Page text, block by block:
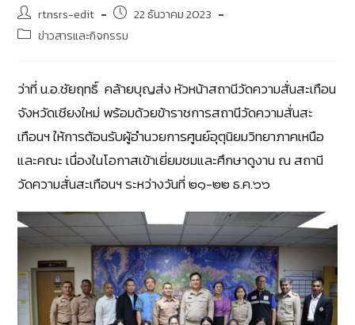
rtnsrs-edit
22 ธันวาคม 2023
ข่าวสารและกิจกรรม
ว่าที่ น.อ.ชัยฤทธิ์ คล้ายบุญส่ง หัวหน้าสถานีวัดความสั่นสะเทือน
จังหวัดเชียงใหม่ พร้อมด้วยข้าราชการสถานีวัดความสั่นสะ
เทือนฯ ให้การต้อนรับผู้อำนวยการศูนย์อุตุนิยมวิทยาภาคเหนือ
และคณะ เนื่องในโอกาสเข้าเยี่ยมชมและศึกษาดูงาน ณ สถานี
วัดความสั่นสะเทือนฯ ระหว่างวันที่ ๒๑-๒๒ ธ.ค.๖๖